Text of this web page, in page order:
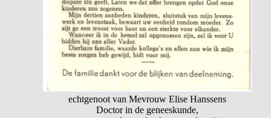
echtgenoot van Mevrouw Elise Hanssens
Doctor in de geneeskunde,